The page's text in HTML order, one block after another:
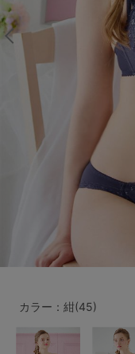
サイズからブラを探す
A60
B70
C70
E65 E70
F65 F70
G65
す
カラー：紺(45)